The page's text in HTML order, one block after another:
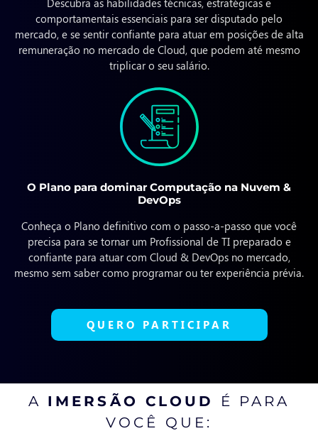
Descubra as habilidades técnicas, estratégicas e
comportamentais essenciais para ser disputado pelo
mercado, e se sentir confiante para atuar em posições de alta
remuneração no mercado de Cloud, que podem até mesmo
triplicar o seu salário.
O Plano para dominar Computação na Nuvem &
DevOps
Conheça o Plano definitivo com o passo-a-passo que você
precisa para se tornar um Profissional de TI preparado e
confiante para atuar com Cloud & DevOps no mercado,
mesmo sem saber como programar ou ter experiência prévia.
QUERO PARTICIPAR
A IMERSÃO CLOUD
É PARA
VOCÊ QUE: